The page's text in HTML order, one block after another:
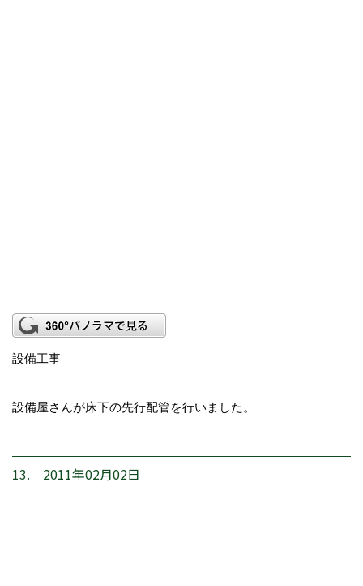
設備工事
設備屋さんが床下の先行配管を行いました。
13. 2011年02月02日